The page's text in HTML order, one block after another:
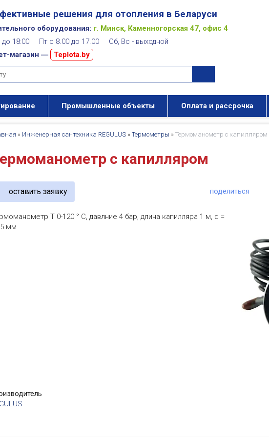
решения для отопления в Беларуси
оборудования: г. Минск, Каменногорская 47, офис 4
до 18:00 Пт с 8.00 до 17.00 Сб, Вс - выходной
магазин ―
Teplota.by
Промышленные объекты Оплата и рассрочка
» Инженерная сантехника REGULUS » Термометры » Термоманометр с капилляром
с капилляром
оставить заявку поделиться
Т 0-120 ° C, давлние 4 бар, длина капилляра 1 м, d =
​​мм.